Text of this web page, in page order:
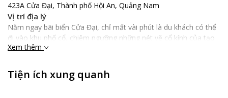
423A Cửa Đại, Thành phố Hội An, Quảng Nam
Vị trí địa lý
Nằm ngay bãi biển Cửa Đại, chỉ mất vài phút là du khách có thể
đi vào khu phố cổ, chiêm ngưỡng những nét vẽ cổ kính của tạo
hóa hay ngắm nhìn cầu Nhật Bản – biểu tượng muôn đời của
tâm mua sắm hay khu phố ăn đêm huyền thoại của phố Hội. Vị
trí địa lý này cũng khá thuận lợi cho du khách muốn ngâm mình
Xem thêm
Tiện ích xung quanh